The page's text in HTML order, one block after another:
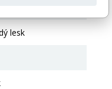
lesk